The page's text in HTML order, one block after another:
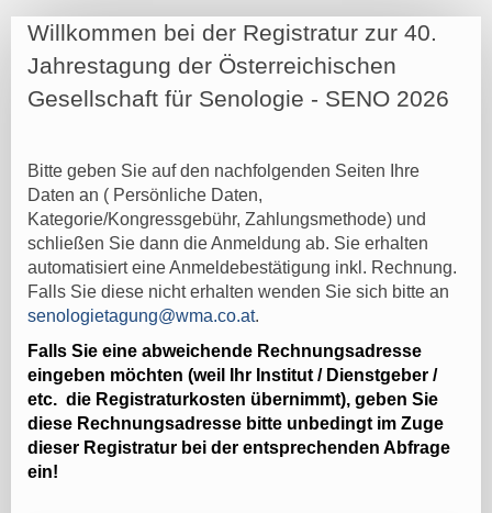
2026
REG
TN
Willkommen bei der Registratur zur 40.
Jahrestagung der Österreichischen
Gesellschaft für Senologie - SENO 2026
Bitte geben Sie auf den nachfolgenden Seiten Ihre
Daten an ( Persönliche Daten,
Kategorie/Kongressgebühr, Zahlungsmethode) und
schließen Sie dann die Anmeldung ab. Sie erhalten
automatisiert eine Anmeldebestätigung inkl. Rechnung.
Falls Sie diese nicht erhalten wenden Sie sich bitte an
senologietagung@wma.co.at.
Falls Sie eine abweichende Rechnungsadresse
eingeben möchten (weil Ihr Institut / Dienstgeber /
etc. die Registraturkosten übernimmt), geben Sie
diese Rechnungsadresse bitte unbedingt im Zuge
dieser Registratur bei der entsprechenden Abfrage
ein!